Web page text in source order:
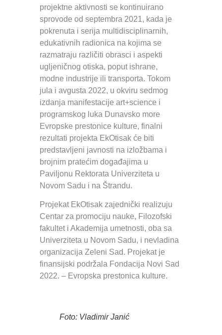
projektne aktivnosti se kontinuirano
sprovode od septembra 2021, kada je
pokrenuta i serija multidisciplinarnih,
edukativnih radionica na kojima se
razmatraju različiti obrasci i aspekti
ugljeničnog otiska, poput ishrane,
modne industrije ili transporta. Tokom
jula i avgusta 2022, u okviru sedmog
izdanja manifestacije art+science i
programskog luka Dunavsko more
Evropske prestonice kulture, finalni
rezultati projekta EkOtisak će biti
predstavljeni javnosti na izložbama i
brojnim pratećim događajima u
Paviljonu Rektorata Univerziteta u
Novom Sadu i na Štrandu.
Projekat EkOtisak zajednički realizuju
Centar za promociju nauke, Filozofski
fakultet i Akademija umetnosti, oba sa
Univerziteta u Novom Sadu, i nevladina
organizacija Zeleni Sad. Projekat je
finansijski podržala Fondacija Novi Sad
2022. – Evropska prestonica kulture.
Foto: Vladimir Janić